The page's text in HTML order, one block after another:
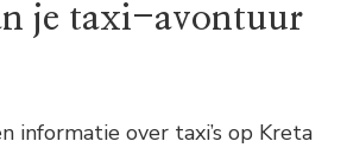
je taxi-avontuur
informatie over taxi’s op Kreta